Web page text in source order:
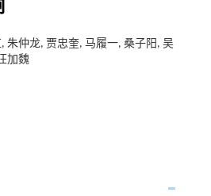
朱仲龙, 贾忠奎, 马履一, 桑子阳, 吴
加魏